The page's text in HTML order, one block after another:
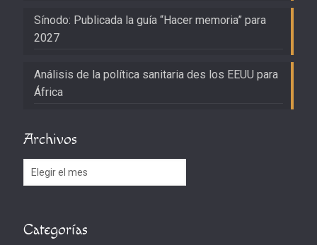
Sínodo: Publicada la guía “Hacer memoria” para
2027
Análisis de la política sanitaria des los EEUU para
África
Archivos
Archivos
Categorías